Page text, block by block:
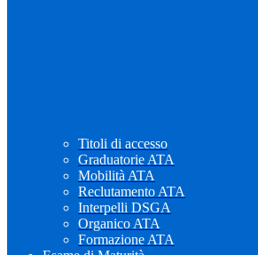
Titoli di accesso
Graduatorie ATA
Mobilità ATA
Reclutamento ATA
Interpelli DSGA
Organico ATA
Formazione ATA